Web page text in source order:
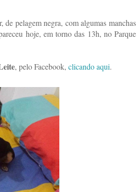
de pelagem negra, com algumas manchas
hoje, em torno das 13h, no Parque
, pelo Facebook, clicando aqui.